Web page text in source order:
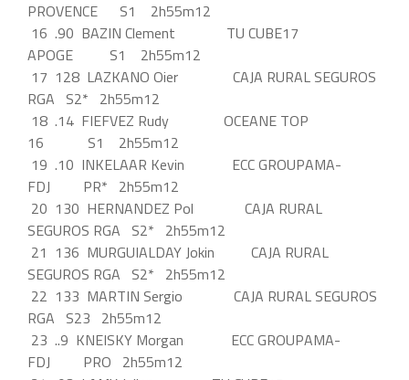
PROVENCE S1 2h55m12
16 .90 BAZIN Clement TU CUBE17
APOGE S1 2h55m12
17 128 LAZKANO Oier CAJA RURAL SEGUROS
RGA S2* 2h55m12
18 .14 FIEFVEZ Rudy OCEANE TOP
16 S1 2h55m12
19 .10 INKELAAR Kevin ECC GROUPAMA-
FDJ PR* 2h55m12
20 130 HERNANDEZ Pol CAJA RURAL
SEGUROS RGA S2* 2h55m12
21 136 MURGUIALDAY Jokin CAJA RURAL
SEGUROS RGA S2* 2h55m12
22 133 MARTIN Sergio CAJA RURAL SEGUROS
RGA S23 2h55m12
23 ..9 KNEISKY Morgan ECC GROUPAMA-
FDJ PRO 2h55m12